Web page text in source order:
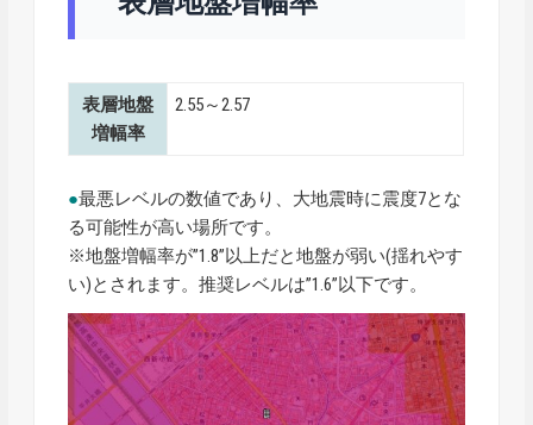
表層地盤
増幅率
2.55～2.57
●最悪レベルの数値であり、大地震時に震度7とな
る可能性が高い場所です。
※地盤増幅率が”1.8”以上だと地盤が弱い(揺れやす
い)とされます。推奨レベルは”1.6”以下です。